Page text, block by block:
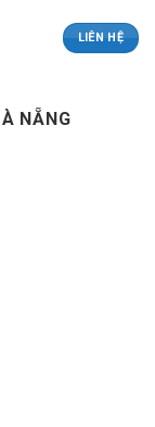
LIÊN HỆ
NẴNG